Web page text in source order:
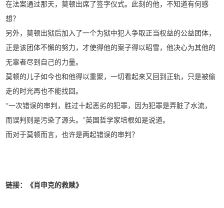
在法案通过那天，莫顿出席了签字仪式。此刻的他，不知道有何感
想？
另外，莫顿出狱后加入了一个为狱中犯人争取正当权益的公益团体，
正是该团体不懈的努力，才使得他的案子得以昭雪，他决心为其他的
无辜者尽到自己的力量。
莫顿的儿子如今也和他得以重聚，一切看起来又回到正轨，只是被偷
走的时光再也不能找回。
“一次错误的审判，胜过十起恶劣的犯罪，因为犯罪是弄脏了水流，
而误判则是污染了源头。”英国哲学家培根如是说道。
而对于莫顿而言，也许是两起错误的审判？
链接：《肖申克的救赎》